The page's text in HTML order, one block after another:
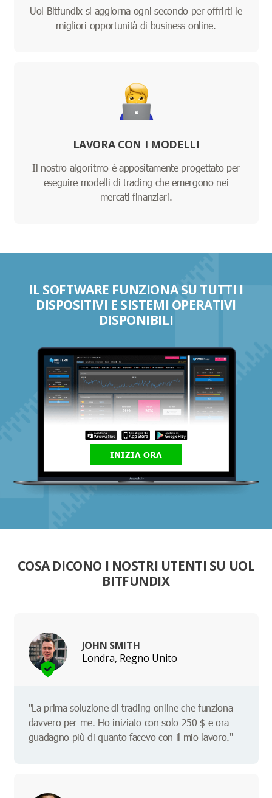
Uol Bitfundix si aggiorna ogni secondo per offrirti le
migliori opportunità di business online.
LAVORA CON I MODELLI
Il nostro algoritmo è appositamente progettato per
eseguire modelli di trading che emergono nei
mercati finanziari.
IL SOFTWARE FUNZIONA SU TUTTI I
DISPOSITIVI E SISTEMI OPERATIVI
DISPONIBILI
INIZIA ORA
COSA DICONO I NOSTRI UTENTI SU UOL
BITFUNDIX
JOHN SMITH
Londra, Regno Unito
"La prima soluzione di trading online che funziona
davvero per me. Ho iniziato con solo 250 $ e ora
guadagno più di quanto facevo con il mio lavoro."